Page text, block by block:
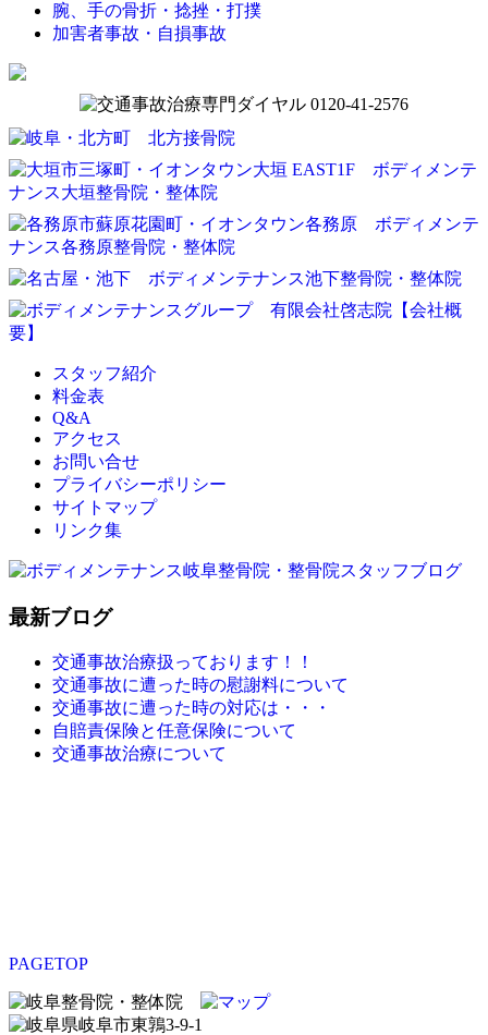
腕、手の骨折・捻挫・打撲
加害者事故・自損事故
スタッフ紹介
料金表
Q&A
アクセス
お問い合せ
プライバシーポリシー
サイトマップ
リンク集
最新ブログ
交通事故治療扱っております！！
交通事故に遭った時の慰謝料について
交通事故に遭った時の対応は・・・
自賠責保険と任意保険について
交通事故治療について
PAGETOP